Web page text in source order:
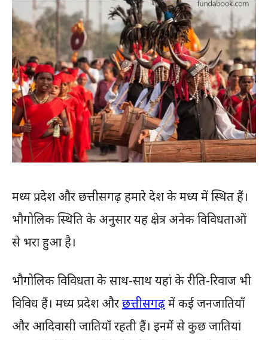
मध्य प्रदेश और छत्तीसगढ़ हमारे देश के मध्य में स्थित हैं।
भौगोलिक स्थिति के अनुसार यह क्षेत्र अनेक विविधताओं
से भरा हुआ है।
भौगोलिक विविधता के साथ-साथ यहां के रीति-रिवाज भी
विविध हैं। मध्य प्रदेश औरछत्तीसगढ़में कई जनजातियाँ
और आदिवासी जातियाँ रहती हैं। इनमें से कुछ जातियां